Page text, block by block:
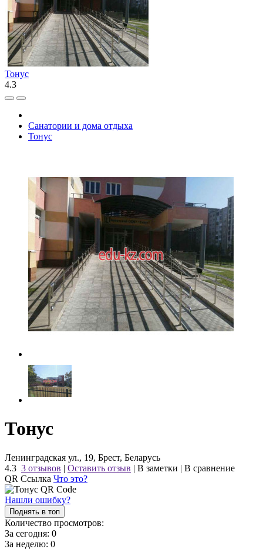
Тонус
4.3
Санатории и дома отдыха
Тонус
Тонус
Ленинградская ул., 19, Брест, Беларусь
4.3 3 отзывов | Оставить отзыв | В заметки | В сравнение
QR Ссылка Что это?
Нашли ошибку?
Поднять в топ
Количество просмотров:
За сегодня: 0
За неделю: 0